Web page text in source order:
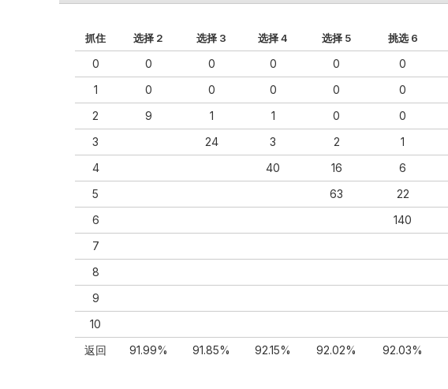
抓住 选择 2 选择 3 选择 4 选择 5 挑选 6
0 0 0 0 0 0
1
0 0 0 0 0
2
9 1 1 0 0
3
24 3 2 1
4
40 16 6
5
63 22
6
140
7
8
9
10
返回
91.99% 91.85% 92.15% 92.02% 92.03%